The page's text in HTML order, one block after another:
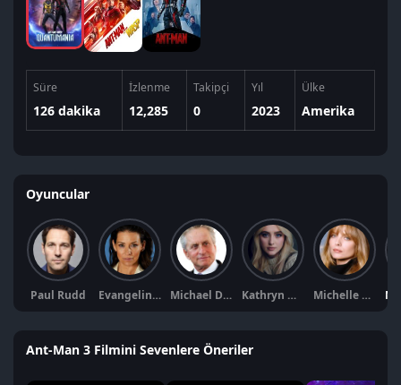
Süre
126 dakika
İzlenme
12,285
Takipçi
0
Yıl
2023
Ülke
Amerika
Oyuncular
Paul Rudd Evangeline Lilly Michael Douglas Kathryn Newton Michelle Pfeiffer
Ant-Man 3 Filmini Sevenlere Öneriler